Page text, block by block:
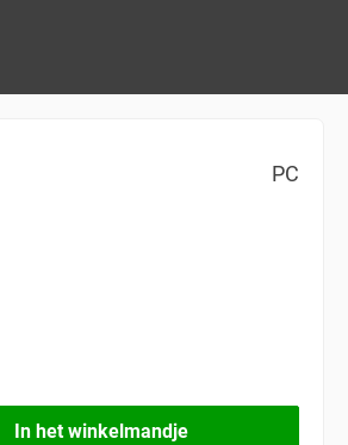
PC
In het winkelmandje